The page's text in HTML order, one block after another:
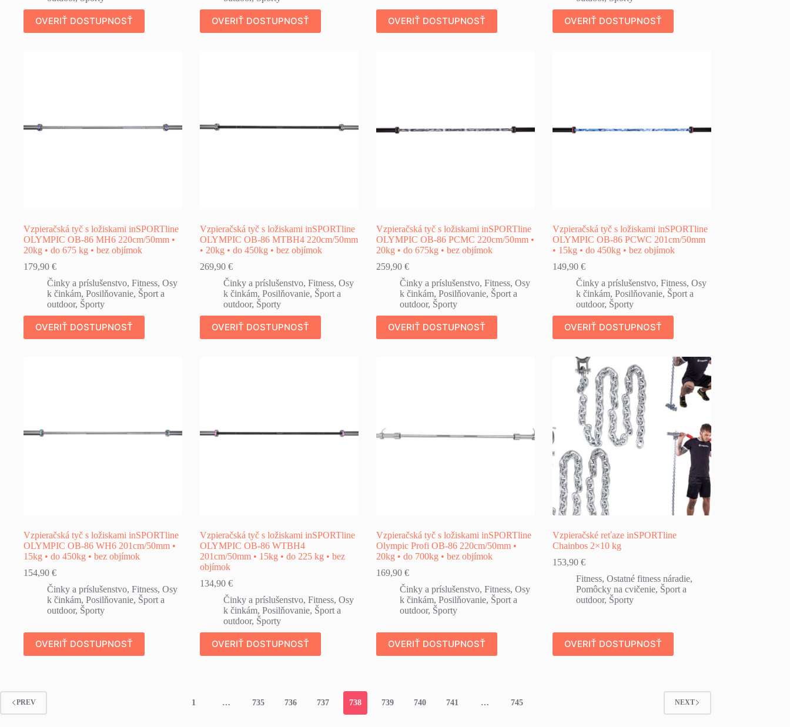
OVERIŤ DOSTUPNOSŤ OVERIŤ DOSTUPNOSŤ OVERIŤ DOSTUPNOSŤ OVERIŤ DOSTUPNOSŤ
Vzpieračská tyč s ložiskami inSPORTline
OLYMPIC OB-86 MH6 220cm/50mm •
20kg • do 675 kg • bez objímok
179,90 €
Činky a príslušenstvo, Fitness, Osy
k činkám, Posilňovanie, Šport a
outdoor, Športy
OVERIŤ DOSTUPNOSŤ
Vzpieračská tyč s ložiskami inSPORTline
OLYMPIC OB-86 MTBH4 220cm/50mm
• 20kg • do 450kg • bez objímok
269,90 €
Činky a príslušenstvo, Fitness, Osy
k činkám, Posilňovanie, Šport a
outdoor, Športy
OVERIŤ DOSTUPNOSŤ
Vzpieračská tyč s ložiskami inSPORTline
OLYMPIC OB-86 PCMC 220cm/50mm •
20kg • do 675kg • bez objímok
259,90 €
Činky a príslušenstvo, Fitness, Osy
k činkám, Posilňovanie, Šport a
outdoor, Športy
OVERIŤ DOSTUPNOSŤ
Vzpieračská tyč s ložiskami inSPORTline
OLYMPIC OB-86 PCWC 201cm/50mm
• 15kg • do 450kg • bez objímok
149,90 €
Činky a príslušenstvo, Fitness, Osy
k činkám, Posilňovanie, Šport a
outdoor, Športy
OVERIŤ DOSTUPNOSŤ
Vzpieračská tyč s ložiskami inSPORTline
OLYMPIC OB-86 WH6 201cm/50mm •
15kg • do 450kg • bez objímok
154,90 €
Činky a príslušenstvo, Fitness, Osy
k činkám, Posilňovanie, Šport a
outdoor, Športy
OVERIŤ DOSTUPNOSŤ
Vzpieračská tyč s ložiskami inSPORTline
OLYMPIC OB-86 WTBH4
201cm/50mm • 15kg • do 225 kg • bez
objímok
134,90 €
Činky a príslušenstvo, Fitness, Osy
k činkám, Posilňovanie, Šport a
outdoor, Športy
OVERIŤ DOSTUPNOSŤ
Vzpieračská tyč s ložiskami inSPORTline
Olympic Profi OB-86 220cm/50mm •
20kg • do 700kg • bez objímok
169,90 €
Činky a príslušenstvo, Fitness, Osy
k činkám, Posilňovanie, Šport a
outdoor, Športy
OVERIŤ DOSTUPNOSŤ
Vzpieračské reťaze inSPORTline
Chainbos 2×10 kg
153,90 €
Fitness, Ostatné fitness náradie,
Pomôcky na cvičenie, Šport a
outdoor, Športy
OVERIŤ DOSTUPNOSŤ
PREV 1 … 735 736 737 738 739 740 741 … 745 NEXT